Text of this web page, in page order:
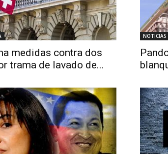
medidas contra dos
trama de lavado de...